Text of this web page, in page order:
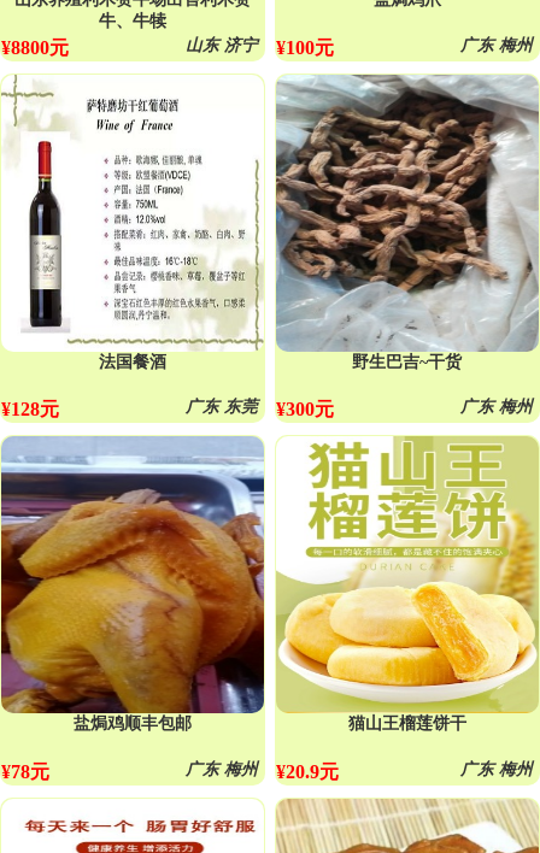
牛、牛犊
山东 济宁
¥8800元 广东 梅州
¥100元
法国餐酒
广东 东莞
¥128元
野生巴吉~干货
广东 梅州
¥300元
盐焗鸡顺丰包邮
广东 梅州
¥78元
猫山王榴莲饼干
广东 梅州
¥20.9元